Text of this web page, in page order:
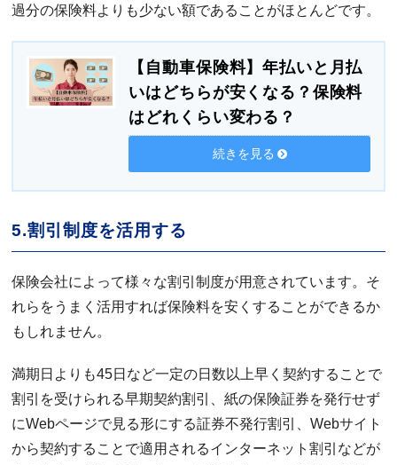
過分の保険料よりも少ない額であることがほとんどです。
【自動車保険料】年払いと月払
いはどちらが安くなる？保険料
はどれくらい変わる？
続きを見る
5.割引制度を活用する
保険会社によって様々な割引制度が用意されています。そ
れらをうまく活用すれば保険料を安くすることができるか
もしれません。
満期日よりも45日など一定の日数以上早く契約することで
割引を受けられる早期契約割引、紙の保険証券を発行せず
にWebページで見る形にする証券不発行割引、Webサイト
から契約することで適用されるインターネット割引などが